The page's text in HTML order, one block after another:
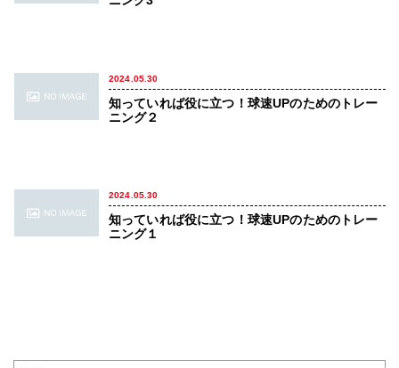
2024.05.30
知っていれば役に立つ！球速UPのためのトレー
ニング２
2024.05.30
知っていれば役に立つ！球速UPのためのトレー
ニング１